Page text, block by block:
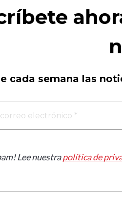
cada semana las
Lee nuestrapolítica de